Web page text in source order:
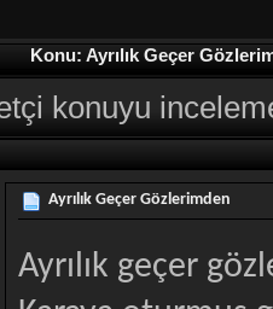
Konu: Ayrılık Geçer
konuyu
Ayrılık Geçer Gözlerimden
Ayrılık geçer